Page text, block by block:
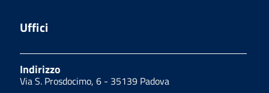
Uffici
Indirizzo
Via S. Prosdocimo, 6 - 35139 Padova